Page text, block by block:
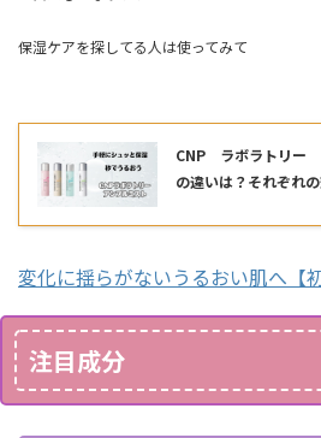
保湿ケアを探してる人は使ってみて
CNP ラボラトリー
の違いは？それぞれ
変化に揺らがないうるおい肌へ【
注目成分